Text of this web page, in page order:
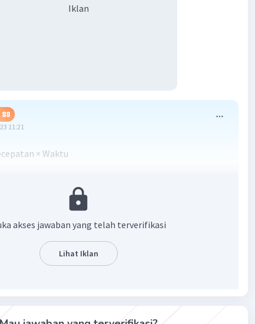
Iklan
11:21
× Waktu
diperlukan Andi =
12m÷4m/s = 3s
akses jawaban yang telah terverifikasi
Lihat Iklan